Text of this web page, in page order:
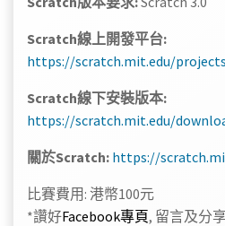
Scratch線上開發平台:
https://scratch.mit.edu/
Scratch線下安裝版本:
https://scratch.mit.edu/
關於Scratch: https://
比賽費用: 港幣100元
*讚好Facebook專頁, 留言及分